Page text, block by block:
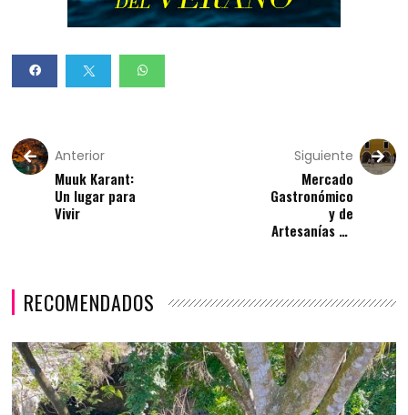
Anterior
Muuk Karant:
Un lugar para
Vivir
Siguiente
Mercado
Gastronómico
y de
Artesanías de
RECOMENDADOS